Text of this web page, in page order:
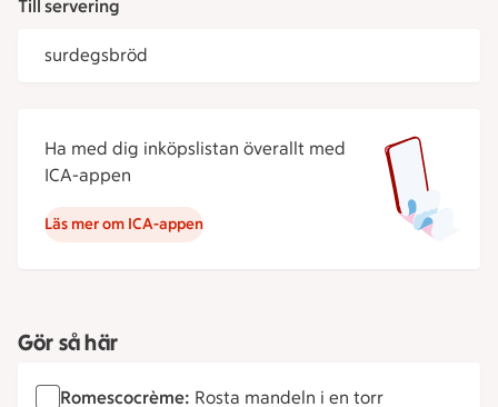
Till servering
surdegsbröd
Ha med dig inköpslistan överallt med
ICA-appen
Läs mer om ICA-appen
Gör så här
Romescocrème: Rosta mandeln i en torr